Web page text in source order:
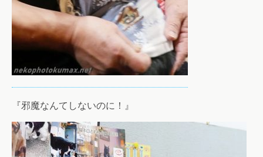
『邪魔なんてしないのに！』